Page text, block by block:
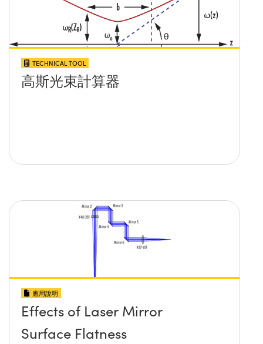
TECHNICAL TOOL
高斯光束計算器
應用說明
Effects of Laser Mirror
Surface Flatness